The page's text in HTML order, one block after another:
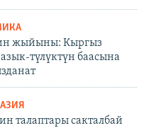
жыйыны: Кыргыз
түлүктүн баасына
талаптары сакталбай